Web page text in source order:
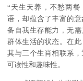
“天生天养，不愁两
语，却蕴含了丰富的
备自我生存能力，无
群体生活的状态。在
其与三个生肖相联系
可读性和趣味性。